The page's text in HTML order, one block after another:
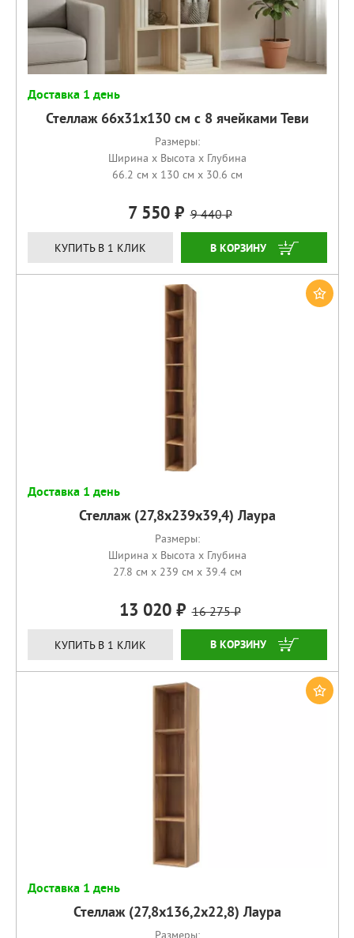
Доставка 1 день
Стеллаж 66х31х130 см с 8 ячейками Теви
Размеры:
Ширина x Высота x Глубина
66.2 см x 130 см x 30.6 см
7 550 9 440
КУПИТЬ В 1 КЛИК КУПИТЬ
Доставка 1 день
Стеллаж (27,8х239х39,4) Лаура
Размеры:
Ширина x Высота x Глубина
27.8 см x 239 см x 39.4 см
13 020 16 275
КУПИТЬ В 1 КЛИК КУПИТЬ
Доставка 1 день
Стеллаж (27,8х136,2х22,8) Лаура
Размеры: